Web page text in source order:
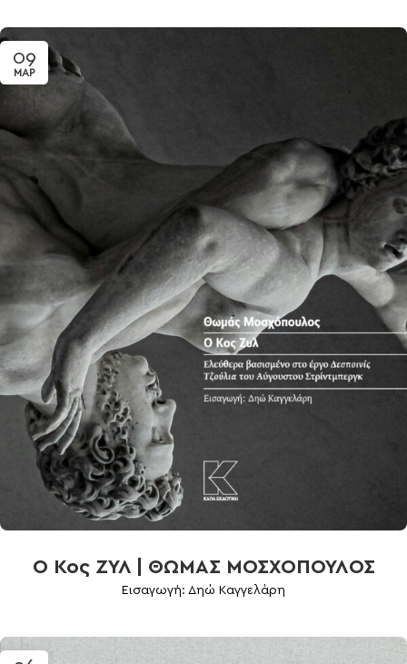
09
ΜΑΡ
Ο Κος ΖΥΛ | ΘΩΜΑΣ ΜΟΣΧΟΠΟΥΛΟΣ
Εισαγωγή: Δηώ Καγγελάρη